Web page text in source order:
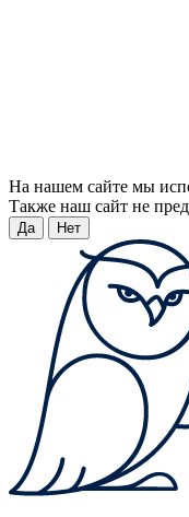
На нашем сайте мы
Также наш сайт не
Да Нет